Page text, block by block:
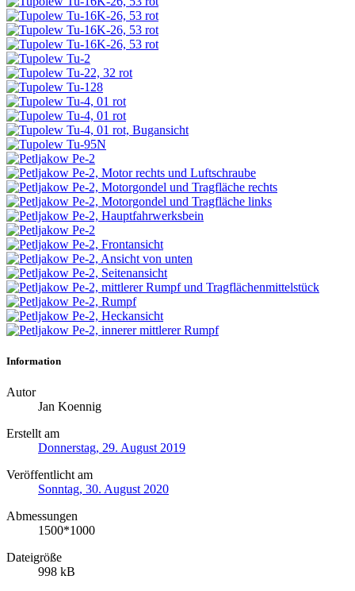
Information
Autor
Jan Koennig
Erstellt am
Donnerstag, 29. August 2019
Veröffentlicht am
Sonntag, 30. August 2020
Abmessungen
1500*1000
Dateigröße
998 kB